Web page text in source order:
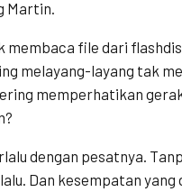
Martin.
membaca file dari
melayang-layang tak
memperhatikan
dengan pesatnya.
Dan kesempatan yang